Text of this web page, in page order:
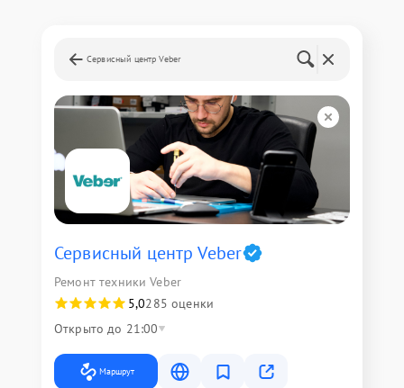
Сервисный центр Veber
Сервисный центр Veber
Ремонт техники Veber
5,0285 оценки
Открыто до 21:00
Маршрут